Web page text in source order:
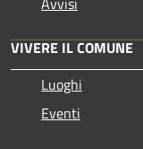
VIVERE IL COMUNE
Luoghi
Eventi